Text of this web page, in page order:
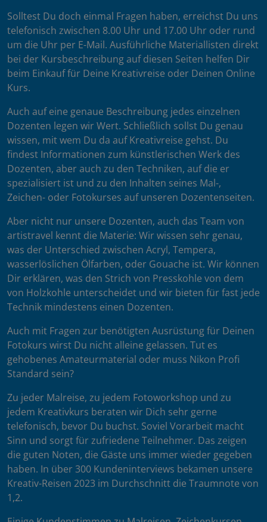
Solltest Du doch einmal Fragen haben, erreichst Du uns
telefonisch zwischen 8.00 Uhr und 17.00 Uhr oder rund
um die Uhr per E-Mail. Ausführliche Materiallisten direkt
bei der Kursbeschreibung auf diesen Seiten helfen Dir
beim Einkauf für Deine Kreativreise oder Deinen Online
Kurs.
Auch auf eine genaue Beschreibung jedes einzelnen
Dozenten legen wir Wert. Schließlich sollst Du genau
wissen, mit wem Du da auf Kreativreise gehst. Du
findest Informationen zum künstlerischen Werk des
Dozenten, aber auch zu den Techniken, auf die er
spezialisiert ist und zu den Inhalten seines Mal-,
Zeichen- oder Fotokurses auf unseren Dozentenseiten.
Aber nicht nur unsere Dozenten, auch das Team von
artistravel kennt die Materie: Wir wissen sehr genau,
was der Unterschied zwischen Acryl, Tempera,
wasserlöslichen Ölfarben, oder Gouache ist. Wir können
Dir erklären, was den Strich von Presskohle von dem
von Holzkohle unterscheidet und wir bieten für fast jede
Technik mindestens einen Dozenten.
Auch mit Fragen zur benötigten Ausrüstung für Deinen
Fotokurs wirst Du nicht alleine gelassen. Tut es
gehobenes Amateurmaterial oder muss Nikon Profi
Standard sein?
Zu jeder Malreise, zu jedem Fotoworkshop und zu
jedem Kreativkurs beraten wir Dich sehr gerne
telefonisch, bevor Du buchst. Soviel Vorarbeit macht
Sinn und sorgt für zufriedene Teilnehmer. Das zeigen
die guten Noten, die Gäste uns immer wieder gegeben
haben. In über 300 Kundeninterviews bekamen unsere
Kreativ-Reisen 2023 im Durchschnitt die Traumnote von
1,2.